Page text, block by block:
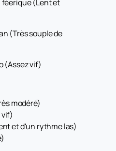
féerique (Lent et
(Très souple de
(Assez vif)
modéré)
vif)
et d'un rythme las)